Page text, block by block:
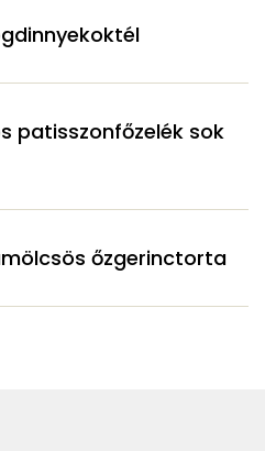
patisszonfőzelék sok
őzgerinctorta